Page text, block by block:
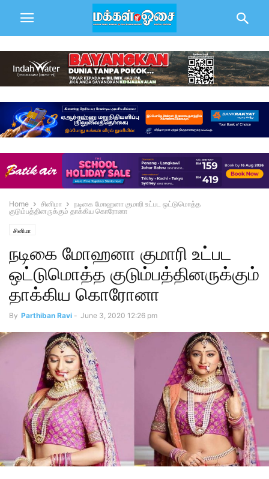
Home சினிமா
நடிகை மோஹனா குமாரி உட்பட ஒட்டுமொத்த
குடும்பத்தினருக்கும் தாக்கிய கொரோனா
சினிமா
நடிகை மோஹனா குமாரி உட்பட
ஒட்டுமொத்த குடும்பத்தினருக்கும்
தாக்கிய கொரோனா
By Parthiban Ravi - June 3, 2020 12:26 pm